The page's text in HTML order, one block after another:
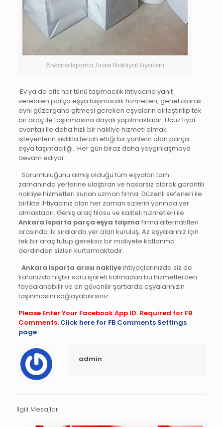
Ankara Isparta Arası Nakliyat Fiyatları
Ev ya da ofis her türlü taşımacılık ihtiyacına yanıt
verebilen parça eşya taşımacılık hizmetleri, genel olarak
aynı güzergaha gitmesi gereken eşyaların birleştirilip tek
bir araç ile taşınmasına dayalı yapılmaktadır. Ucuz fiyat
avantajı ile daha hızlı bir nakliye hizmeti almak
isteyenlerin sıklıkla tercih ettiği bir yöntem olan parça
eşya taşımacılığı. Her gün biraz daha yaygınlaşmaya
devam ediyor.
Sorumluluğunu almış olduğu tüm eşyaları tam
zamanında yerlerine ulaştıran ve hasarsız olarak garantili
nakliye hizmetleri sunan uzman firma. Düzenli seferleri ile
birlikte ihtiyacınız olan her zaman sizlerin yanında yer
almaktadır. Geniş araç filosu ve kaliteli hizmetleri ile
Ankara Isparta parça eşya taşıma firma alternatifleri
arasında ilk sıralarda yer alan kuruluş. Az eşyalarınız için
tek bir araç tutup gereksiz bir maliyete katlanma
derdinden sizleri kurtarmaktadır.
Ankara Isparta arası nakliyeihtiyaçlarınızda siz de
kafanızda hiçbir soru işareti kalmadan bu hizmetlerden
faydalanabilir ve en güvenilir şartlarda eşyalarınızın
taşınmasını sağlayabilirsiniz.
Please Enter Your Facebook App ID. Required for FB
Comments. Click here for FB Comments Settings
page
admin
İlgili Mesajlar